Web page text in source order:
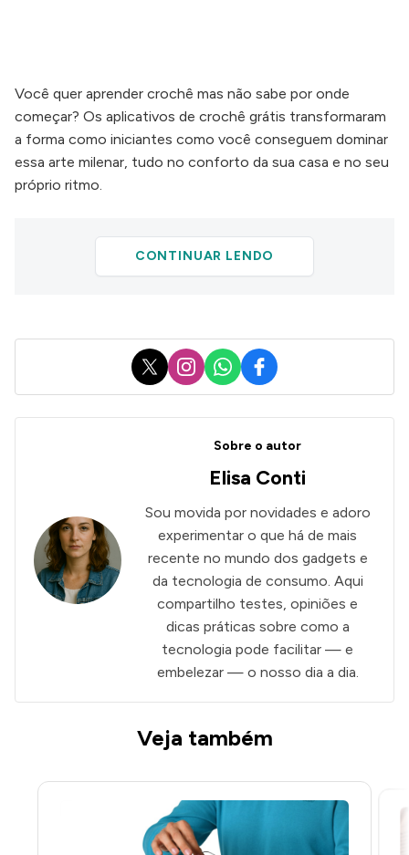
Você quer aprender crochê mas não sabe por onde
começar? Os aplicativos de crochê grátis transformaram
a forma como iniciantes como você conseguem dominar
essa arte milenar, tudo no conforto da sua casa e no seu
próprio ritmo.
CONTINUAR LENDO
ANÚNCIOS
X InstagramWhatsApp
Facebook
Sobre o autor
Elisa Conti
Sou movida por novidades e adoro
experimentar o que há de mais
recente no mundo dos gadgets e
da tecnologia de consumo. Aqui
compartilho testes, opiniões e
dicas práticas sobre como a
tecnologia pode facilitar — e
embelezar — o nosso dia a dia.
Veja também